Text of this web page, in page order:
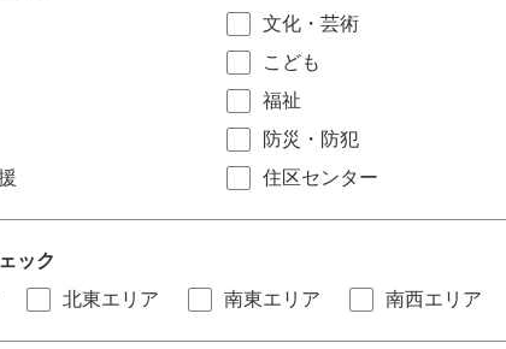
文化・芸術
こども
福祉
防災・防犯
住区センター
ック
北東エリア 南東エリア 南西エリア